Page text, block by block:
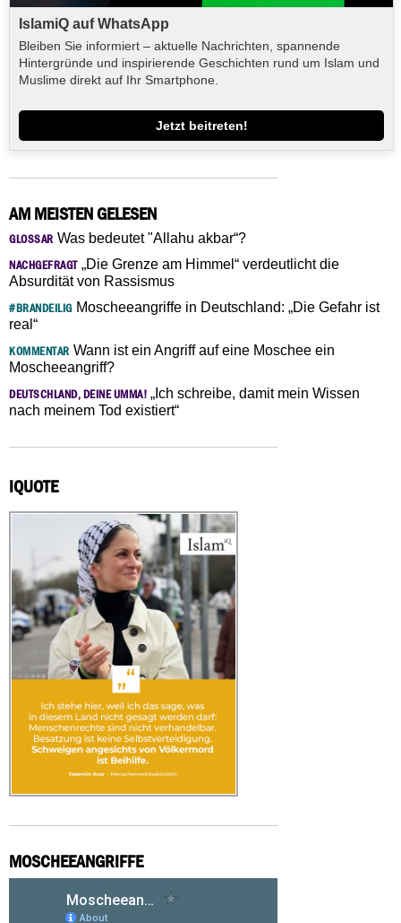
IslamiQ auf WhatsApp
Bleiben Sie informiert – aktuelle Nachrichten, spannende
Hintergründe und inspirierende Geschichten rund um Islam und
Muslime direkt auf Ihr Smartphone.
Jetzt beitreten!
AM MEISTEN GELESEN
GLOSSAR Was bedeutet "Allahu akbar“?
NACHGEFRAGT„Die Grenze am Himmel“ verdeutlicht die
Absurdität von Rassismus
#BRANDEILIGMoscheeangriffe in Deutschland: „Die Gefahr ist
real“
KOMMENTAR Wann ist ein Angriff auf eine Moschee ein
Moscheeangriff?
DEUTSCHLAND, DEINE UMMA! „Ich schreibe, damit mein Wissen
nach meinem Tod existiert“
IQUOTE
MOSCHEEANGRIFFE